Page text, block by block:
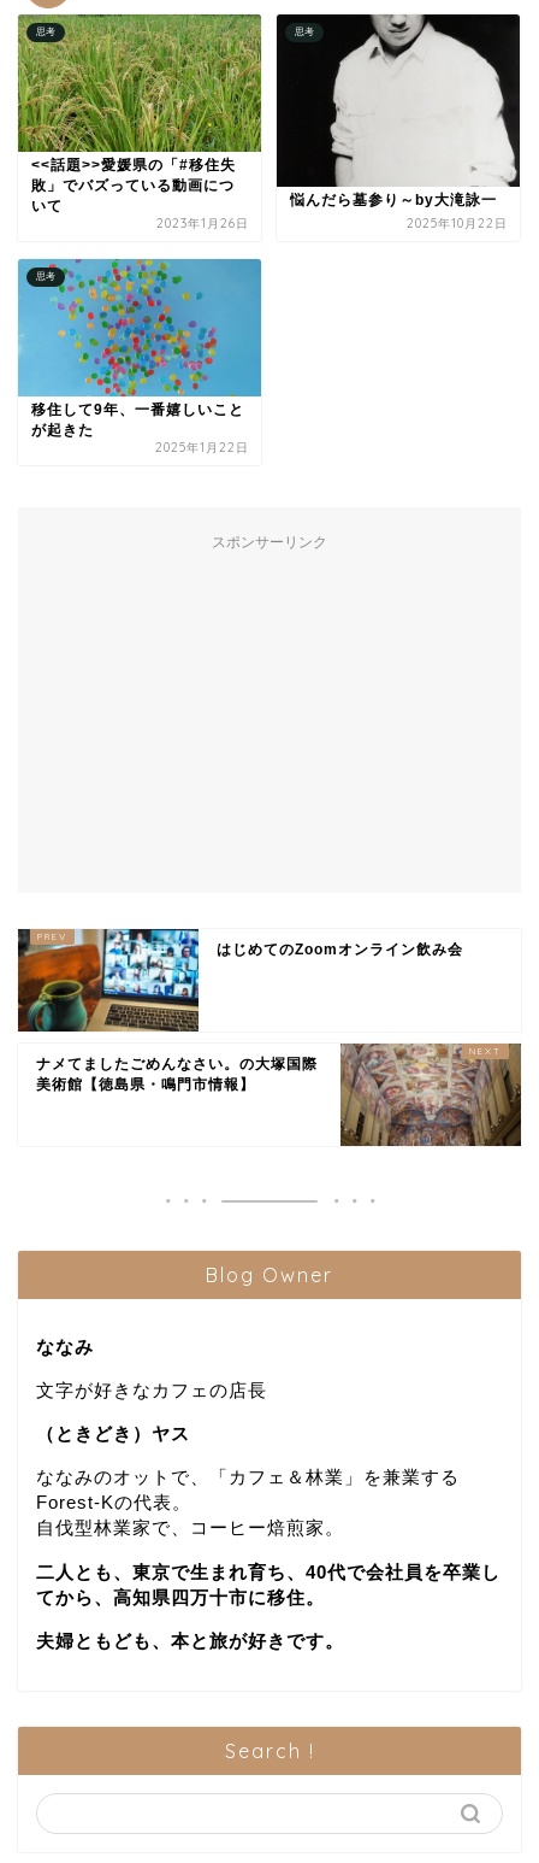
思考
<<話題>>愛媛県の「#移住失
敗」でバズっている動画につ
いて
2023年1月26日
思考
悩んだら墓参り～by大滝詠一
2025年10月22日
思考
移住して9年、一番嬉しいこと
が起きた
2025年1月22日
スポンサーリンク
はじめてのZoomオンライン飲み会
ナメてましたごめんなさい。の大塚国際
美術館【徳島県・鳴門市情報】
Blog Owner
ななみ
文字が好きなカフェの店長
（ときどき）ヤス
ななみのオットで、「カフェ＆林業」を兼業する
Forest-Kの代表。
自伐型林業家で、コーヒー焙煎家。
二人とも、東京で生まれ育ち、40代で会社員を卒業し
てから、高知県四万十市に移住。
夫婦ともども、本と旅が好きです。
Search !